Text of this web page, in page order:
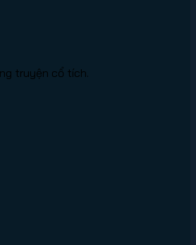
truyện cổ tích.